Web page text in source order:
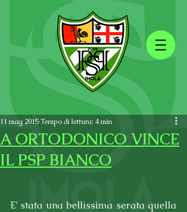
A ORTODONICO VINCE
IL PSP BIANCO
11 mag 2015Tempo di lettura: 4 min
E' stata una bellissima serata quella